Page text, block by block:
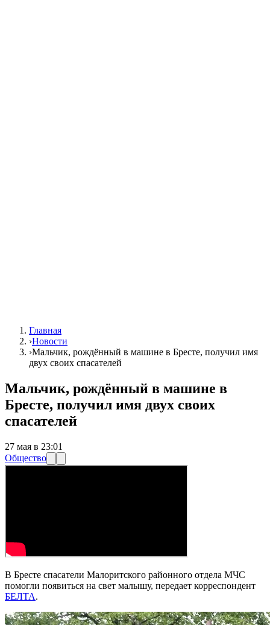
Главная
›Новости
›Мальчик, рождённый в машине в Бресте, получил имя
двух своих спасателей
Мальчик, рождённый в машине в
Бресте, получил имя двух своих
спасателей
27 мая в 23:01
Общество
В Бресте спасатели Малоритского районного отдела МЧС
помогли появиться на свет малышу, передает корреспондент
БЕЛТА.